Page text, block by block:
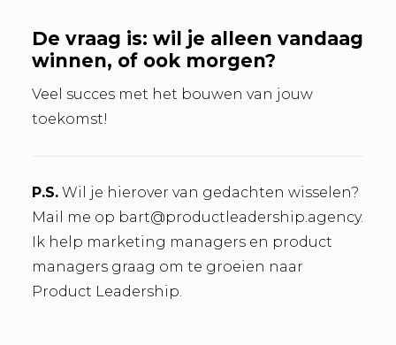
De vraag is: wil je alleen vandaag
winnen, of ook morgen?
Veel succes met het bouwen van jouw
toekomst!
P.S. Wil je hierover van gedachten wisselen?
Mail me op bart@productleadership.agency.
Ik help marketing managers en product
managers graag om te groeien naar
Product Leadership.